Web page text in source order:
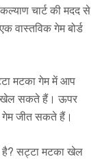
चार्ट की मदद से
वास्तविक गेम बोर्ड
मटका गेम में आप
खेल सकते हैं। ऊपर
गेम जीत सकते हैं।
है? सट्टा मटका खेल